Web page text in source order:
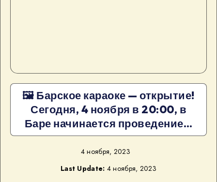
🖼 Барское караоке — открытие!
Сегодня, 4 ноября в 20:00, в
Баре начинается проведение…
4 ноября, 2023
Last Update: 4 ноября, 2023